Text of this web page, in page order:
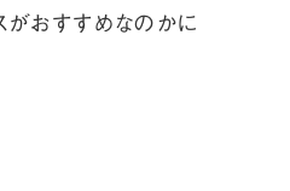
おすすめなのかに